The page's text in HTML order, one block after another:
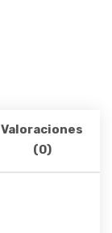
Valoraciones
(0)